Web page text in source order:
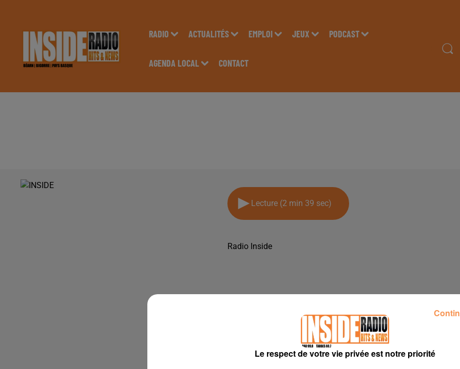
RADIO ACTUALITÉS EMPLOI JEUX PODCAST
AGENDA LOCAL CONTACT
Lecture (2 min 39 sec)
Radio Inside
Le respect de votre vie privée est notre priorité